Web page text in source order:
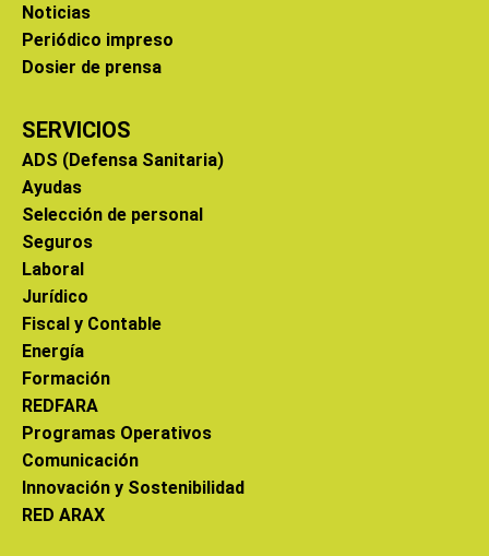
Noticias
Periódico impreso
Dosier de prensa
SERVICIOS
ADS (Defensa Sanitaria)
Ayudas
Selección de personal
Seguros
Laboral
Jurídico
Fiscal y Contable
Energía
Formación
REDFARA
Programas Operativos
Comunicación
Innovación y Sostenibilidad
RED ARAX